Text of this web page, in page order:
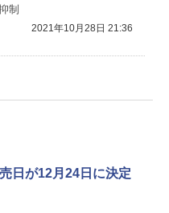
制
2021年10月28日 21:36
日が12月24日に決定